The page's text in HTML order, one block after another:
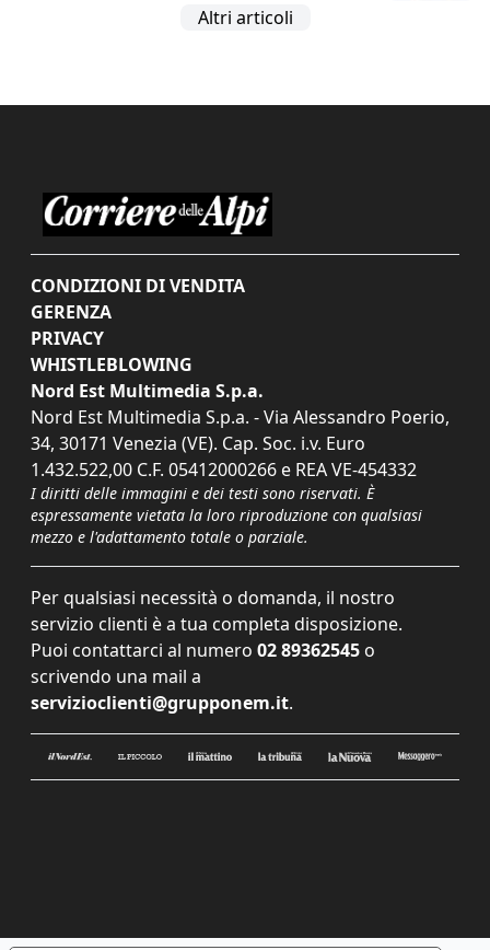
Altri articoli
CONDIZIONI DI VENDITA
GERENZA
PRIVACY
WHISTLEBLOWING
Nord Est Multimedia S.p.a.
Nord Est Multimedia S.p.a. - Via Alessandro Poerio,
34, 30171 Venezia (VE). Cap. Soc. i.v. Euro
1.432.522,00 C.F. 05412000266 e REA VE-454332
I diritti delle immagini e dei testi sono riservati. È
espressamente vietata la loro riproduzione con qualsiasi
mezzo e l'adattamento totale o parziale.
Per qualsiasi necessità o domanda, il nostro
servizio clienti è a tua completa disposizione.
Puoi contattarci al numero 02 89362545 o
scrivendo una mail a
servizioclienti@grupponem.it.